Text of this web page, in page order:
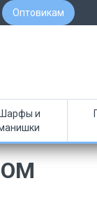
Оптовикам
Шарфы и